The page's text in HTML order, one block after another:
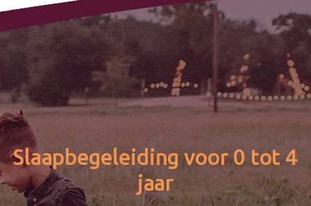
Slaapbegeleiding voor 0 tot 4
jaar